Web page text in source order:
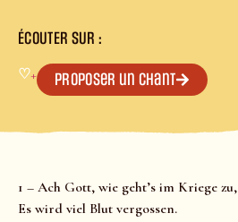
ÉCOUTER SUR :
♡+ Proposer un chant
1 – Ach Gott, wie geht’s im Kriege zu,
Es wird viel Blut vergossen.